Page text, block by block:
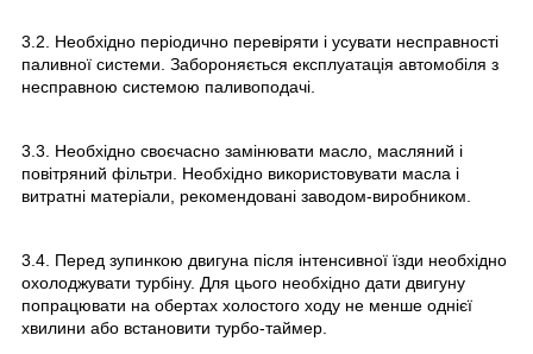
3.2. Необхідно періодично перевіряти і усувати несправності
паливної системи. Забороняється експлуатація автомобіля з
несправною системою паливоподачі.
3.3. Необхідно своєчасно замінювати масло, масляний і
повітряний фільтри. Необхідно використовувати масла і
витратні матеріали, рекомендовані заводом-виробником.
3.4. Перед зупинкою двигуна після інтенсивної їзди необхідно
охолоджувати турбіну. Для цього необхідно дати двигуну
попрацювати на обертах холостого ходу не менше однієї
хвилини або встановити турбо-таймер.